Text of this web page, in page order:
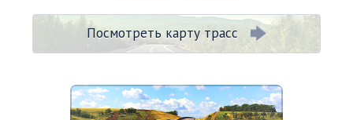
Посмотреть карту трасс